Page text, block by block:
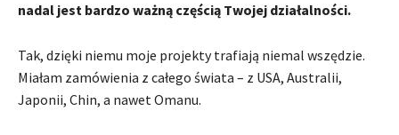
nadal jest bardzo ważną częścią Twojej działalności.
Tak, dzięki niemu moje projekty trafiają niemal wszędzie.
Miałam zamówienia z całego świata – z USA, Australii,
Japonii, Chin, a nawet Omanu.